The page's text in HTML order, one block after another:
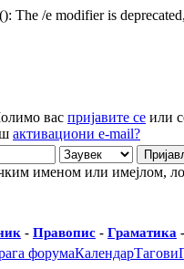
The /e modifier is
вас пријавите се или
активациони e-mail?
именом или имејлом,
- Правопис - Граматика -
форумаКалендарТагови